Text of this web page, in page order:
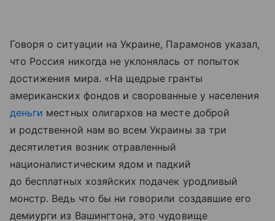
Говоря о ситуации на Украине, Парамонов указал,
что Россия никогда не уклонялась от попыток
достижения мира. «На щедрые гранты
американских фондов и сворованные у населения
деньги местных олигархов на месте доброй
и родственной нам во всем Украины за три
десятилетия возник отравленный
националистическим ядом и падкий
до бесплатных хозяйских подачек уродливый
монстр. Ведь что бы ни говорили создавшие его
демиурги из Вашингтона, это чудовище